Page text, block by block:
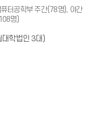
터공학부 주간(78명), 야간
명)
학법인 3대)